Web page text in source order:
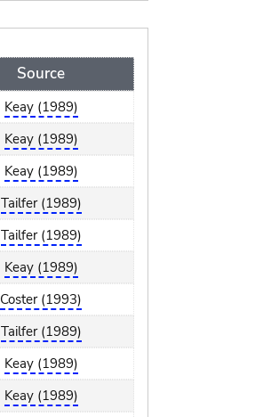
Source
Keay (1989)
Keay (1989)
Keay (1989)
Tailfer (1989)
Tailfer (1989)
Keay (1989)
Coster (1993)
Tailfer (1989)
Keay (1989)
Keay (1989)